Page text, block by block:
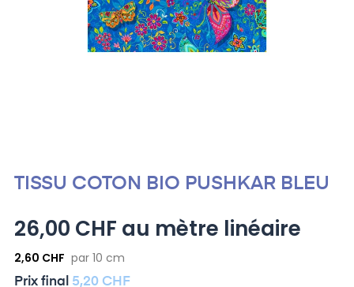
TISSU COTON BIO PUSHKAR BLEU
26,00 CHF au mètre linéaire
2,60 CHF par 10 cm
Prix ​​final 5,20 CHF